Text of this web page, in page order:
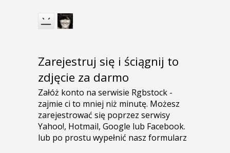
Zarejestruj się i ściągnij to
zdjęcie za darmo